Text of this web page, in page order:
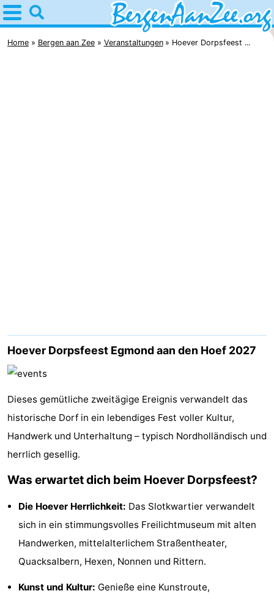
Home
Bergen
Egmont
Glory
-
Buiten
Bergen
-
De
-
Egmond
Duynvallei
-
Koningshof
-
Kustpark
Egmond
aan
Zee
-
Molengroet
Schoorlse
Duinen
Scorleduyn
Hotels
Home Bergen aan Zee Veranstaltungen Hoever Dorpsfeest ...
Hoever Dorpsfeest Egmond aan den Hoef 2027
Dieses gemütliche zweitägige Ereignis verwandelt das
historische Dorf in ein lebendiges Fest voller Kultur,
Handwerk und Unterhaltung – typisch Nordholländisch und
herrlich gesellig.
Was erwartet dich beim Hoever Dorpsfeest?
Die Hoever Herrlichkeit: Das Slotkwartier verwandelt
sich in ein stimmungsvolles Freilichtmuseum mit alten
Handwerken, mittelalterlichem Straßentheater,
Quacksalbern, Hexen, Nonnen und Rittern.
Kunst und Kultur: Genieße eine Kunstroute,